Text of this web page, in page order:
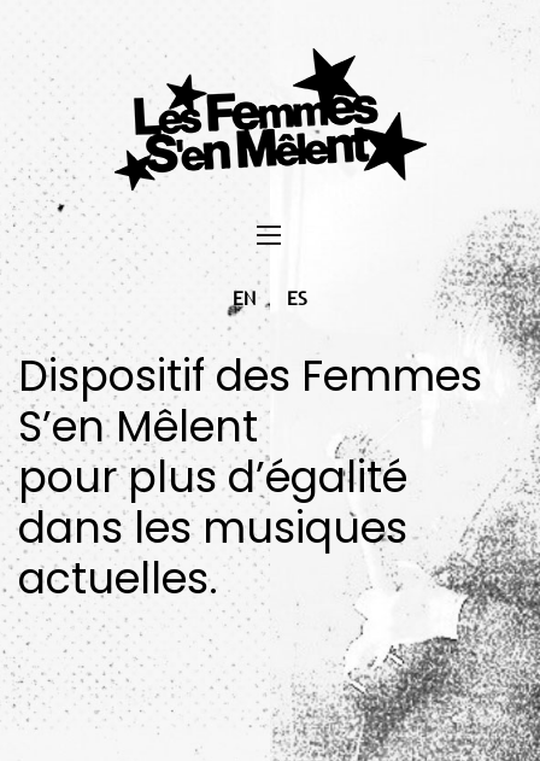
EN ES
Dispositif des Femmes
S’en Mêlent
pour plus d’égalité
dans les musiques
actuelles.